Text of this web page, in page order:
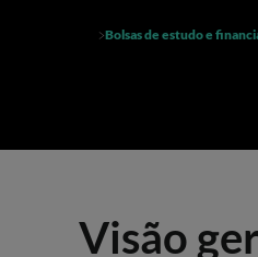
Bolsas de estudo e
Visão